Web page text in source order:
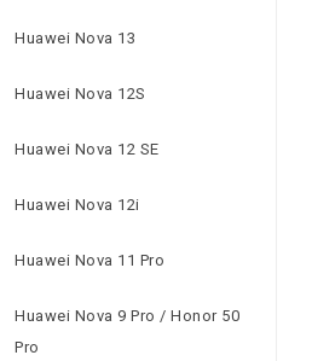
Huawei Nova 13
Huawei Nova 12S
Huawei Nova 12 SE
Huawei Nova 12i
Huawei Nova 11 Pro
Huawei Nova 9 Pro / Honor 50
Pro